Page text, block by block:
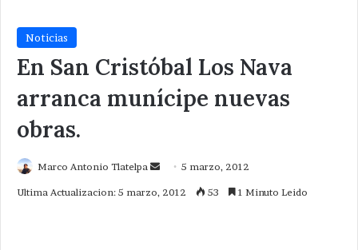
Noticias
En San Cristóbal Los Nava
arranca munícipe nuevas
obras.
Marco Antonio Tlatelpa
Send5 marzo, 2012
Ultima Actualizacion: 5 marzo, 2012 53 1 Minuto Leido